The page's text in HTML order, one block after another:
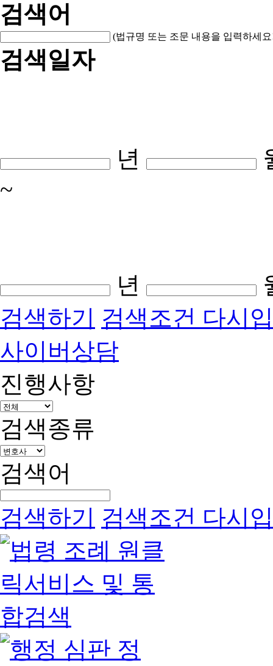
검색어
(법규명 또는 조문 내용을 입력하세
검색일자
년
~
년
검색하기 검색조건 다시
사이버상담
진행사항
검색종류
검색어
검색하기 검색조건 다시